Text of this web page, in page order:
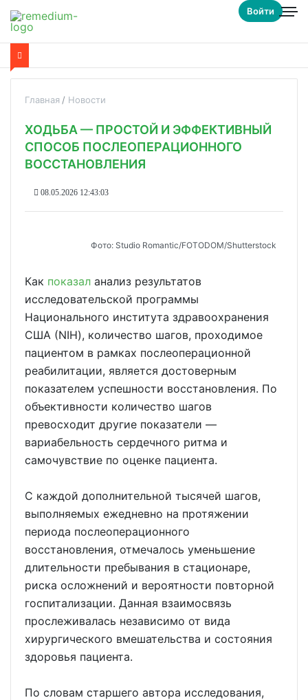
Войти
Главная Новости
ХОДЬБА — ПРОСТОЙ И ЭФФЕКТИВНЫЙ
СПОСОБ ПОСЛЕОПЕРАЦИОННОГО
ВОССТАНОВЛЕНИЯ
08.05.2026 12:43:03
Фото: Studio Romantic/FOTODOM/Shutterstock
Как показал анализ результатов
исследовательской программы
Национального института здравоохранения
США (NIH), количество шагов, проходимое
пациентом в рамках послеоперационной
реабилитации, является достоверным
показателем успешности восстановления. По
объективности количество шагов
превосходит другие показатели —
вариабельность сердечного ритма и
самочувствие по оценке пациента.
С каждой дополнительной тысячей шагов,
выполняемых ежедневно на протяжении
периода послеоперационного
восстановления, отмечалось уменьшение
длительности пребывания в стационаре,
риска осложнений и вероятности повторной
госпитализации. Данная взаимосвязь
прослеживалась независимо от вида
хирургического вмешательства и состояния
здоровья пациента.
По словам старшего автора исследования,